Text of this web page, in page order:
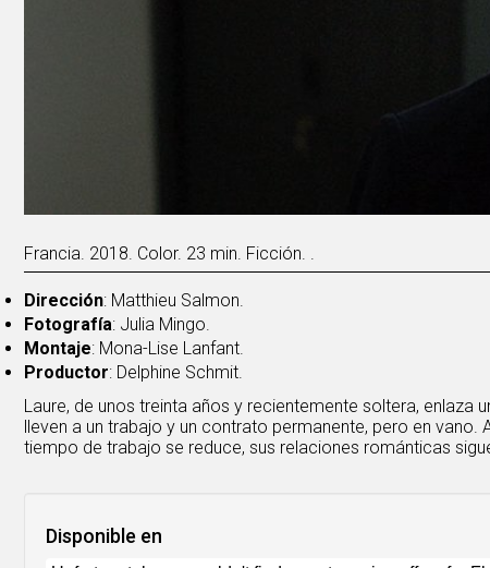
Francia. 2018. Color. 23 min. Ficción. .
Dirección: Matthieu Salmon.
Fotografía: Julia Mingo.
Montaje: Mona-Lise Lanfant.
Productor: Delphine Schmit.
Laure, de unos treinta años y recientemente soltera,
lleven a un trabajo y un contrato permanente, pero en vano.
tiempo de trabajo se reduce, sus relaciones románticas
Disponible en